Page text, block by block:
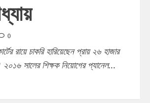
0
রায়ে চাকরি হারিয়েছেন প্রায় ২৬ হাজার
২০১৬ সালের শিক্ষক নিয়োগের প্যানেল...